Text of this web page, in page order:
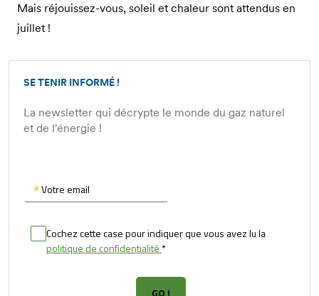
Mais réjouissez-vous, soleil et chaleur sont attendus en
juillet !
SE TENIR INFORMÉ !
La newsletter qui décrypte le monde du gaz naturel
et de l'énergie !